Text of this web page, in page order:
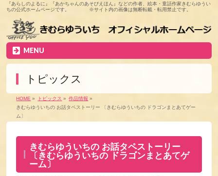
『あらしのよるに』『あかちゃんのあそびえほん』などの作者、絵本・童話作家きむらゆうい
ちの公式ホームページです。 ※サイト内の画像は無断転載・転用禁止です。
MENU
トピックス
HOME » トピックス » 作品情報 »
きむらゆういちの お話タペストーリー 〔きむらゆういちの ドラゴンまとあてゲー
ム〕
きむらゆういちの お話タペストーリー
〔きむらゆういちの ドラゴンまとあてゲ
ーム〕